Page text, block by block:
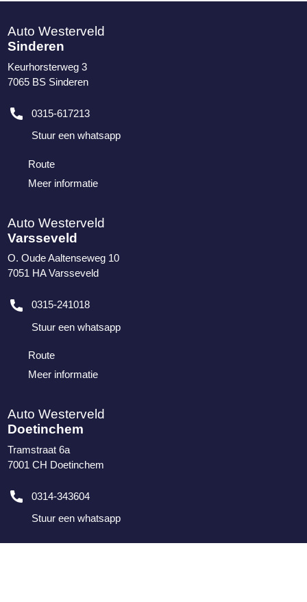
Auto Westerveld
Sinderen
Keurhorsterweg 3
7065 BS Sinderen
0315-617213
Stuur een whatsapp
Route
Meer informatie
Auto Westerveld
Varsseveld
O. Oude Aaltenseweg 10
7051 HA Varsseveld
0315-241018
Stuur een whatsapp
Route
Meer informatie
Auto Westerveld
Doetinchem
Tramstraat 6a
7001 CH Doetinchem
0314-343604
Stuur een whatsapp
Route